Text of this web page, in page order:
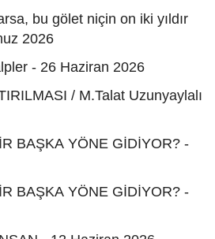
bu gölet niçin on iki yıldır
2026
- 26 Haziran 2026
/ M.Talat Uzunyaylalı
BAŞKA YÖNE GİDİYOR? -
BAŞKA YÖNE GİDİYOR? -